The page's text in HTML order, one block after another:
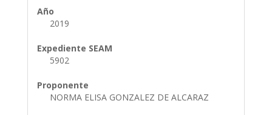
Año
2019
Expediente SEAM
5902
Proponente
NORMA ELISA GONZALEZ DE ALCARAZ